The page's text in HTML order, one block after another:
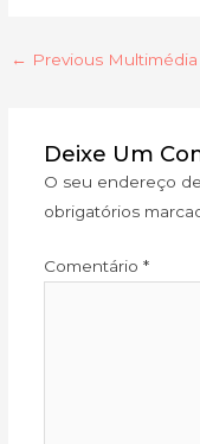
← Previous Multimédia
Deixe Um
O seu endereço
obrigatórios
Comentário *